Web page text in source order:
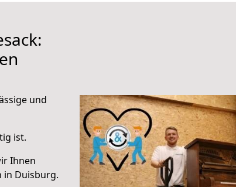
und
ist.
Ihnen
in Duisburg.